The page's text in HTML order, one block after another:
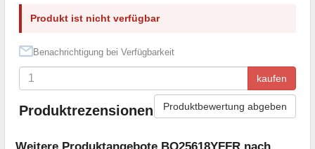
Produkt ist nicht verfügbar
Benachrichtigung bei Verfügbarkeit
kaufen
Produktrezensionen Produktbewertung abgeben